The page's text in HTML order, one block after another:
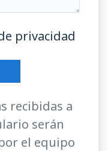
privacidad
recibidas a
serán
el equipo